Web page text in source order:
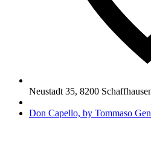
Neustadt 35, 8200
Don Capello, by Tommaso